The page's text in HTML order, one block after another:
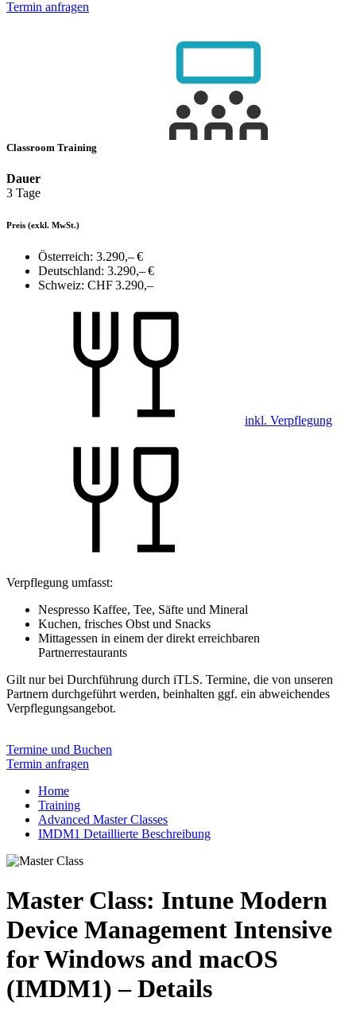
Termin anfragen
Classroom Training
Dauer
3 Tage
Preis (exkl. MwSt.)
Österreich: 3.290,– €
Deutschland: 3.290,– €
Schweiz: CHF 3.290,–
inkl. Verpflegung
Verpflegung umfasst:
Nespresso Kaffee, Tee, Säfte und Mineral
Kuchen, frisches Obst und Snacks
Mittagessen in einem der direkt erreichbaren
Partnerrestaurants
Gilt nur bei Durchführung durch iTLS. Termine, die von unseren
Partnern durchgeführt werden, beinhalten ggf. ein abweichendes
Verpflegungsangebot.
Termine und Buchen
Termin anfragen
Home
Training
Advanced Master Classes
IMDM1 Detaillierte Beschreibung
Master Class: Intune Modern
Device Management Intensive
for Windows and macOS
(IMDM1) – Details